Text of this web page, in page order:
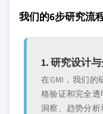
我们的6步研究流
1. 研究设计
在GMI，我们的
格验证和完全
洞察、趋势分